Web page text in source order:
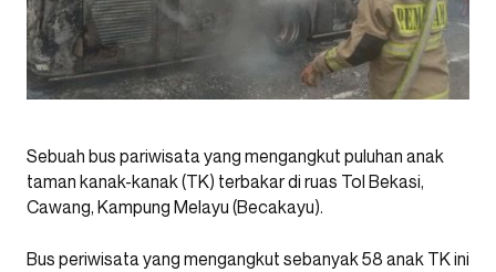
Sebuah bus pariwisata yang mengangkut puluhan anak
taman kanak-kanak (TK) terbakar di ruas Tol Bekasi,
Cawang, Kampung Melayu (Becakayu).
Bus periwisata yang mengangkut sebanyak 58 anak TK ini